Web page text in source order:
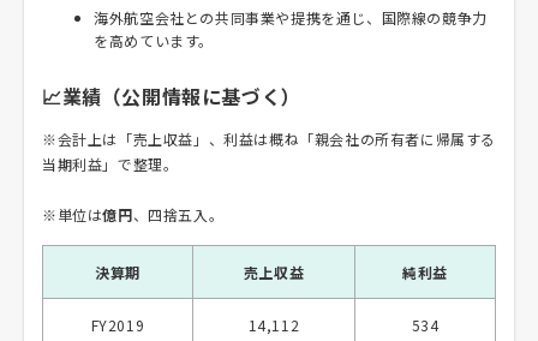
海外航空会社との共同事業や提携を通じ、国際線の競争力
を高めています。
📈業績（公開情報に基づく）
※会計上は「売上収益」、利益は概ね「親会社の所有者に帰属する
当期利益」で整理。
※単位は億円、四捨五入。
決算期 売上収益 純利益
FY2019 14,112 534